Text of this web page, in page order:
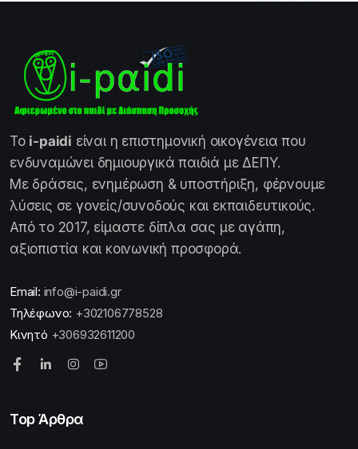
Το i-paidi είναι η επιστημονική οικογένεια που
ενδυναμώνει δημιουργικά παιδιά με ΔΕΠΥ.
Με δράσεις, ενημέρωση & υποστήριξη, φέρνουμε
λύσεις σε γονείς/συνοδούς και εκπαιδευτικούς.
Από το 2017, είμαστε δίπλα σας με αγάπη,
αξιοπιστία και κοινωνική προσφορά.
Email: info@i-paidi.gr
Τηλέφωνο: +302106778528
Κινητό +306932611200
Top Άρθρα